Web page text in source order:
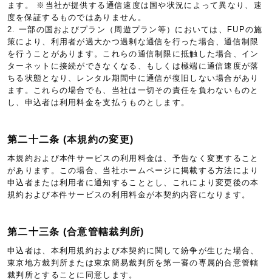
ます。 ※当社が提供する通信速度は国や状況によって異なり、速
度を保証するものではありません。
2. 一部の国およびプラン（周遊プラン等）においては、FUPの施
策により、利用者が過大かつ過剰な通信を行った場合、通信制限
を行うことがあります。これらの通信制限に抵触した場合、イン
ターネットに接続ができなくなる、もしくは極端に通信速度が落
ちる状態となり、レンタル期間中に通信が復旧しない場合があり
ます。これらの場合でも、当社は一切その責任を負わないものと
し、申込者は利用料金を支払うものとします。
第二十二条 (本規約の変更)
本規約および本件サービスの利用料金は、予告なく変更すること
があります。この場合、当社ホームページに掲載する方法により
申込者または利用者に通知することとし、これにより変更後の本
規約および本件サービスの利用料金が本契約内容になります。
第二十三条 (合意管轄裁判所)
申込者は、本利用規約および本契約に関して紛争が生じた場合、
東京地方裁判所または東京簡易裁判所を第一審の専属的合意管轄
裁判所とすることに同意します。